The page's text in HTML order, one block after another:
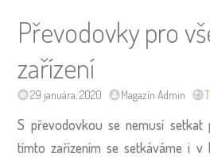
Převodovky pro
zařízení
29 januára, 2020 Magazín Admin
S převodovkou se nemusí setkat
tímto zařízením se setkáváme i v